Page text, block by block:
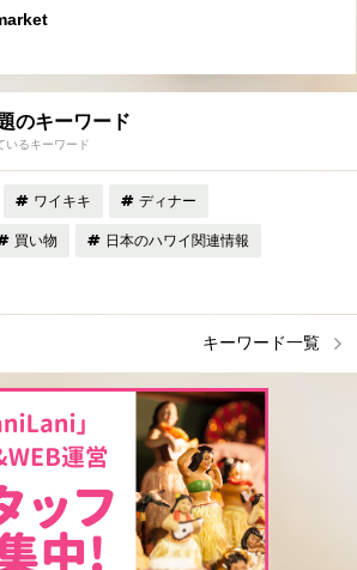
のキーワード
いるキーワード
ワイキキ ディナー
買い物 日本のハワイ関連情報
キーワード一覧